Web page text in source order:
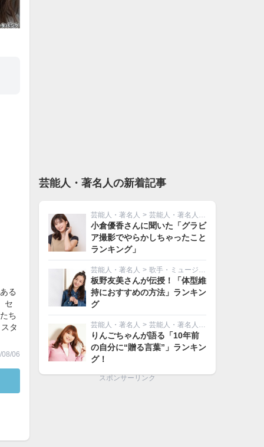
る
セ
ち
タ
08/06
芸能人・著名人の新着記事
芸能人・著名人 > 芸能人・著名人その他
小倉優香さんに聞いた「グラビ
ア撮影でやらかしちゃったこと
ランキング」
芸能人・著名人 > 歌手・ミュージシャン
板野友美さんが伝授！「体型維
持におすすめの方法」ランキン
グ
芸能人・著名人 > 芸能人・著名人その他
りんごちゃんが語る「10年前
の自分に“贈る言葉”」ランキン
グ！
スポンサーリンク